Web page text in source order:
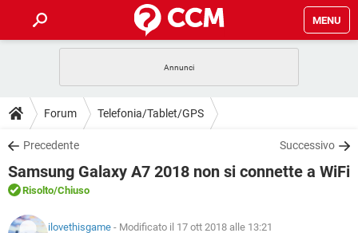
MENU
INTRATTENIMENTO ANDROID
iOS
INSTAGRAM WHATSAPP
TIKTOK
HARDWARE
GUIDE
COVID-19 GAMING
iOS
INSTAGRAM
DOWNLOAD
COVID-19 GAMING
INTRATTENIMENTO
iOS WINDOWS 10
FORUM
COVID-19
GLOSSARIO
Forum Telefonia/Tablet/GPS
Precedente Successivo
Samsung Galaxy A7 2018 non si connette a WiFi
Risolto/Chiuso
ilovethisgame - Modificato il 17 ott 2018 alle 13:21